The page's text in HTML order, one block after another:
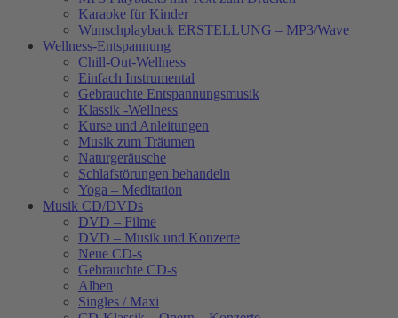
Karaoke für Kinder
Wunschplayback ERSTELLUNG – MP3/Wave
Wellness-Entspannung
Chill-Out-Wellness
Einfach Instrumental
Gebrauchte Entspannungsmusik
Klassik -Wellness
Kurse und Anleitungen
Musik zum Träumen
Naturgeräusche
Schlafstörungen behandeln
Yoga – Meditation
Musik CD/DVDs
DVD – Filme
DVD – Musik und Konzerte
Neue CD-s
Gebrauchte CD-s
Alben
Singles / Maxi